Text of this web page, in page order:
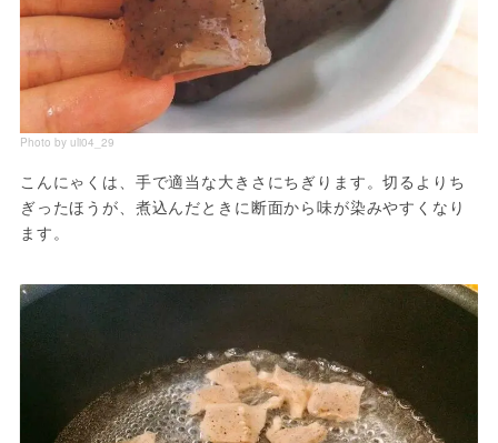
Photo by uli04_29
こんにゃくは、手で適当な大きさにちぎります。切るよりち
ぎったほうが、煮込んだときに断面から味が染みやすくなり
ます。